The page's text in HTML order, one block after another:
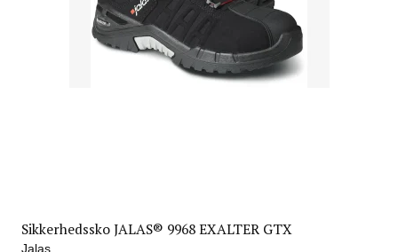
Sikkerhedssko JALAS® 9968 EXALTER GTX
Jalas